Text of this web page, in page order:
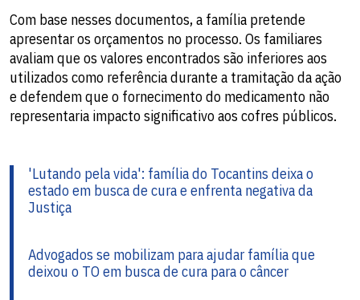
Com base nesses documentos, a família pretende
apresentar os orçamentos no processo. Os familiares
avaliam que os valores encontrados são inferiores aos
utilizados como referência durante a tramitação da ação
e defendem que o fornecimento do medicamento não
representaria impacto significativo aos cofres públicos.
'Lutando pela vida': família do Tocantins deixa o
estado em busca de cura e enfrenta negativa da
Justiça
Advogados se mobilizam para ajudar família que
deixou o TO em busca de cura para o câncer